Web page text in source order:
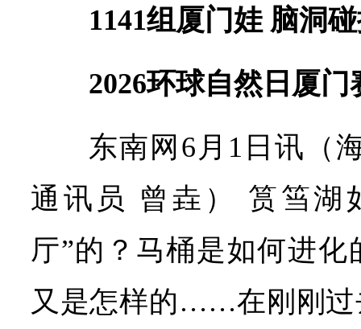
1141组厦门娃 脑洞
2026环球自然日厦门
东南网6月1日讯（
通讯员 曾垚） 筼筜湖
厅”的？马桶是如何进
又是怎样的……在刚刚过